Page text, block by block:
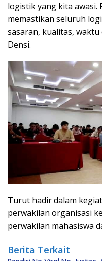
logistik yang kita awasi.
memastikan seluruh
sasaran, kualitas,
Densi.
Turut hadir dalam
perwakilan organisasi
perwakilan mahasiswa
Berita Terkait